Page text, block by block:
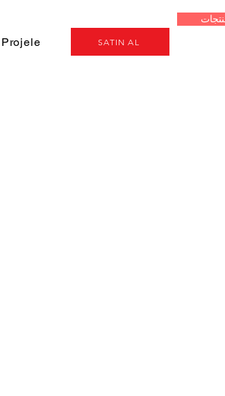
Projeler SATIN AL